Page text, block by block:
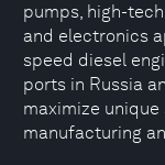
pumps, high-
and electronics
speed diesel
ports in Russia
maximize
manufacturing